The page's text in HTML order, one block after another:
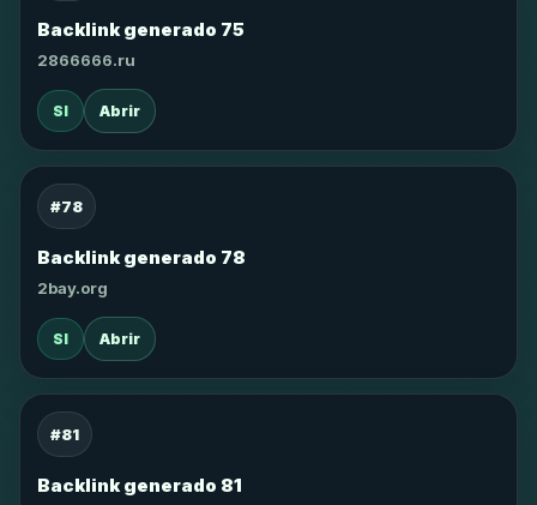
Backlink generado 75
2866666.ru
SI Abrir
#78
Backlink generado 78
2bay.org
SI Abrir
#81
Backlink generado 81